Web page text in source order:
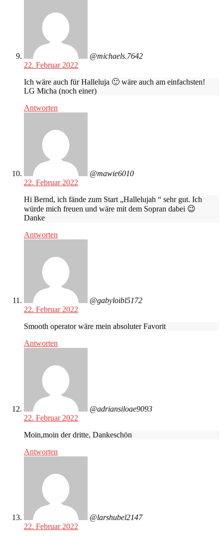
@michaels.7642
22. Februar 2022
Ich wäre auch für Halleluja 🙂 wäre auch am einfachsten!
LG Micha (noch einer)
Antworten
@mawie6010
22. Februar 2022
Hi Bernd, ich fände zum Start „Hallelujah “ sehr gut. Ich
würde mich freuen und wäre mit dem Sopran dabei 😉
Danke
Antworten
@gabyloibl5172
22. Februar 2022
Smooth operator wäre mein absoluter Favorit
Antworten
@adriansiloae9093
22. Februar 2022
Moin,moin der dritte, Dankeschön
Antworten
@larshubel2147
22. Februar 2022